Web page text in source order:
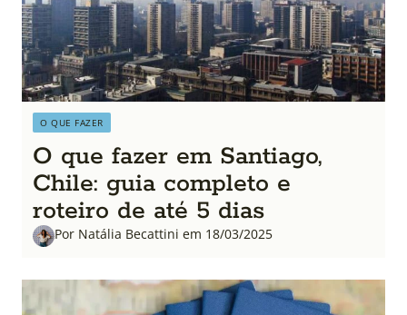
O QUE FAZER
O que fazer em Santiago,
Chile: guia completo e
roteiro de até 5 dias
Por Natália Becattini em 18/03/2025